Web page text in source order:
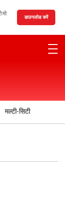
डाउनलोड करें
मल्टी-सिटी